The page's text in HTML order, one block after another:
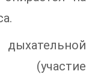
(участие